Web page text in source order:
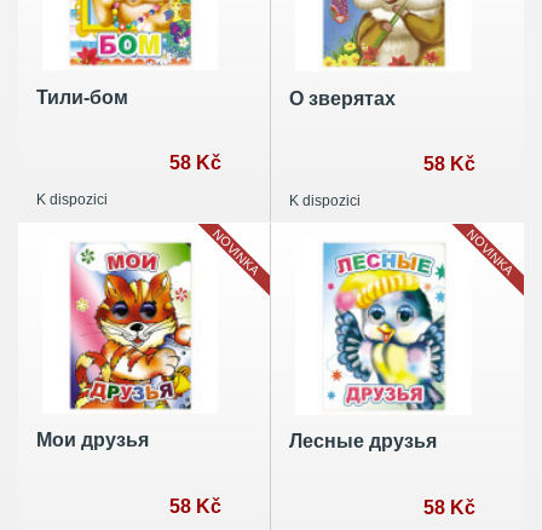
Тили-бом
58 Kč
K dispozici
О зверятах
58 Kč
K dispozici
Мои друзья
58 Kč
NOVINKA
Лесные друзья
58 Kč
NOVINKA